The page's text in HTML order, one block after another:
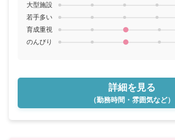
大型施設
若手多い
育成重視
のんびり
詳細を見る
（勤務時間・雰囲気など）